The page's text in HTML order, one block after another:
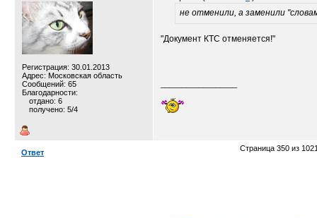
Регистрация: 30.01.2013
Адрес: Московская область
Сообщений: 65
Благодарности:
отдано: 6
получено: 5/4
не отменили, а заменили
"Документ КТС отменяется!"
Ответ Страница 350 из